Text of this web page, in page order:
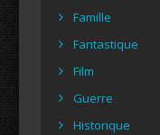
Famille
Fantastique
Film
Guerre
Historique